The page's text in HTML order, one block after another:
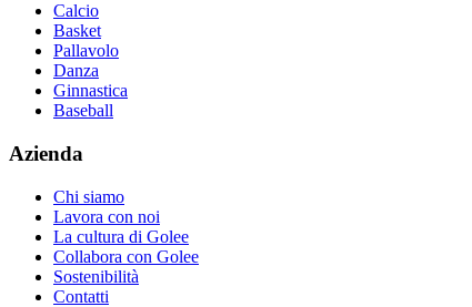
Calcio
Basket
Pallavolo
Danza
Ginnastica
Baseball
Azienda
Chi siamo
Lavora con noi
La cultura di Golee
Collabora con Golee
Sostenibilità
Contatti